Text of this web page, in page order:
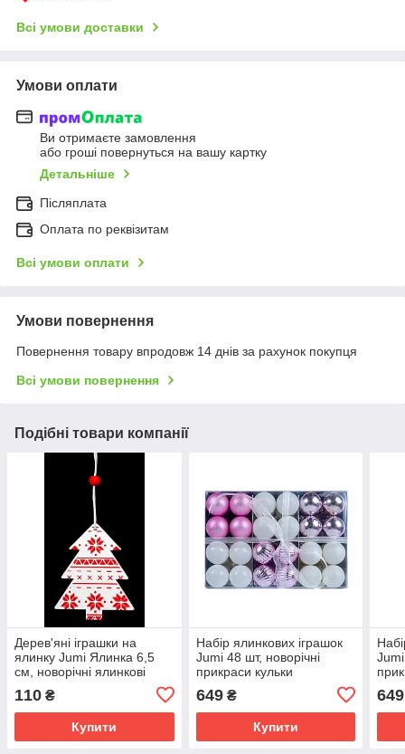
Всі умови доставки
Умови оплати
Ви отримаєте замовлення
або гроші повернуться на вашу картку
Детальніше
Післяплата
Оплата по реквізитам
Всі умови оплати
Умови повернення
Повернення товару впродовж 14 днів за рахунок покупця
Всі умови повернення
Подібні товари компанії
Дерев'яні іграшки на
ялинку Jumi Ялинка 6,5
см, новорічні ялинкові
прикраси підвіски з дерева
4 шт., Білий із червоним
110 ₴
Купити
Набір ялинкових іграшок
Jumi 48 шт, новорічні
прикраси кульки
пластикові на ялинку 4 см,
білий та ліловий
649₴
Купити
Jumi
649